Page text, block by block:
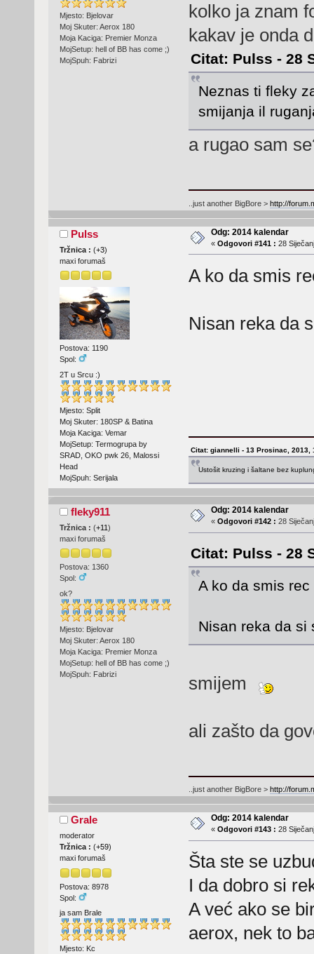
Mjesto: Bjelovar
Moj Skuter: Aerox 180
Moja Kaciga: Premier Monza
MojSetup: hell of BB has come ;)
MojSpuh: Fabrizi
kolko ja znam
kakav je onda
Citat: Pulss - 28
Neznas ti fleky
smijanja il
a rugao sam
..just another BigBore > http://
Pulss
Tržnica : (+3)
maxi forumaš
Postova: 1190
Spol:
2T u Srcu :)
Mjesto: Split
Moj Skuter: 180SP & Batina
Moja Kaciga: Vemar
MojSetup: Termogrupa by
SRAD, OKO pwk 26, Malossi
Head
MojSpuh: Serijala
Odg: 2014 kalendar
« Odgovori #141 : 28
A ko da smis
Nisan reka da
Citat: giannelli - 13 Prosinac, 2013,
Ustošit kruzing i šaltane bez
fleky911
Tržnica : (+11)
maxi forumaš
Postova: 1360
Spol:
ok?
Mjesto: Bjelovar
Moj Skuter: Aerox 180
Moja Kaciga: Premier Monza
MojSetup: hell of BB has come ;)
MojSpuh: Fabrizi
Odg: 2014 kalendar
« Odgovori #142 : 28
Citat: Pulss - 28
A ko da smis
Nisan reka da
smijem
ali zašto da
..just another BigBore > http://
Grale
moderator
Tržnica : (+59)
maxi forumaš
Postova: 8978
Spol:
ja sam Brale
Mjesto: Kc
Odg: 2014 kalendar
« Odgovori #143 : 28
Šta ste se
I da dobro si
A već ako se
aerox, nek to